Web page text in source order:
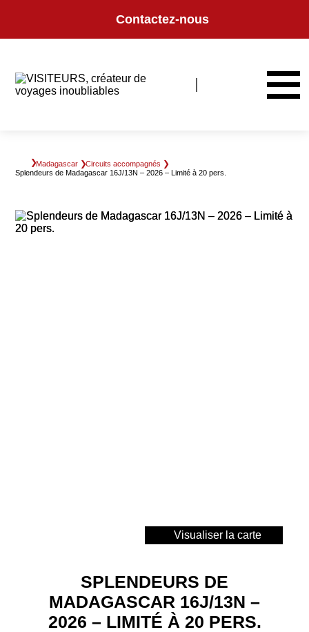
Contactez-nous
Madagascar
Circuits accompagnés
Splendeurs de Madagascar 16J/13N – 2026 – Limité à 20 pers.
Visualiser la carte
SPLENDEURS DE
MADAGASCAR 16J/13N –
2026 – LIMITÉ À 20 PERS.